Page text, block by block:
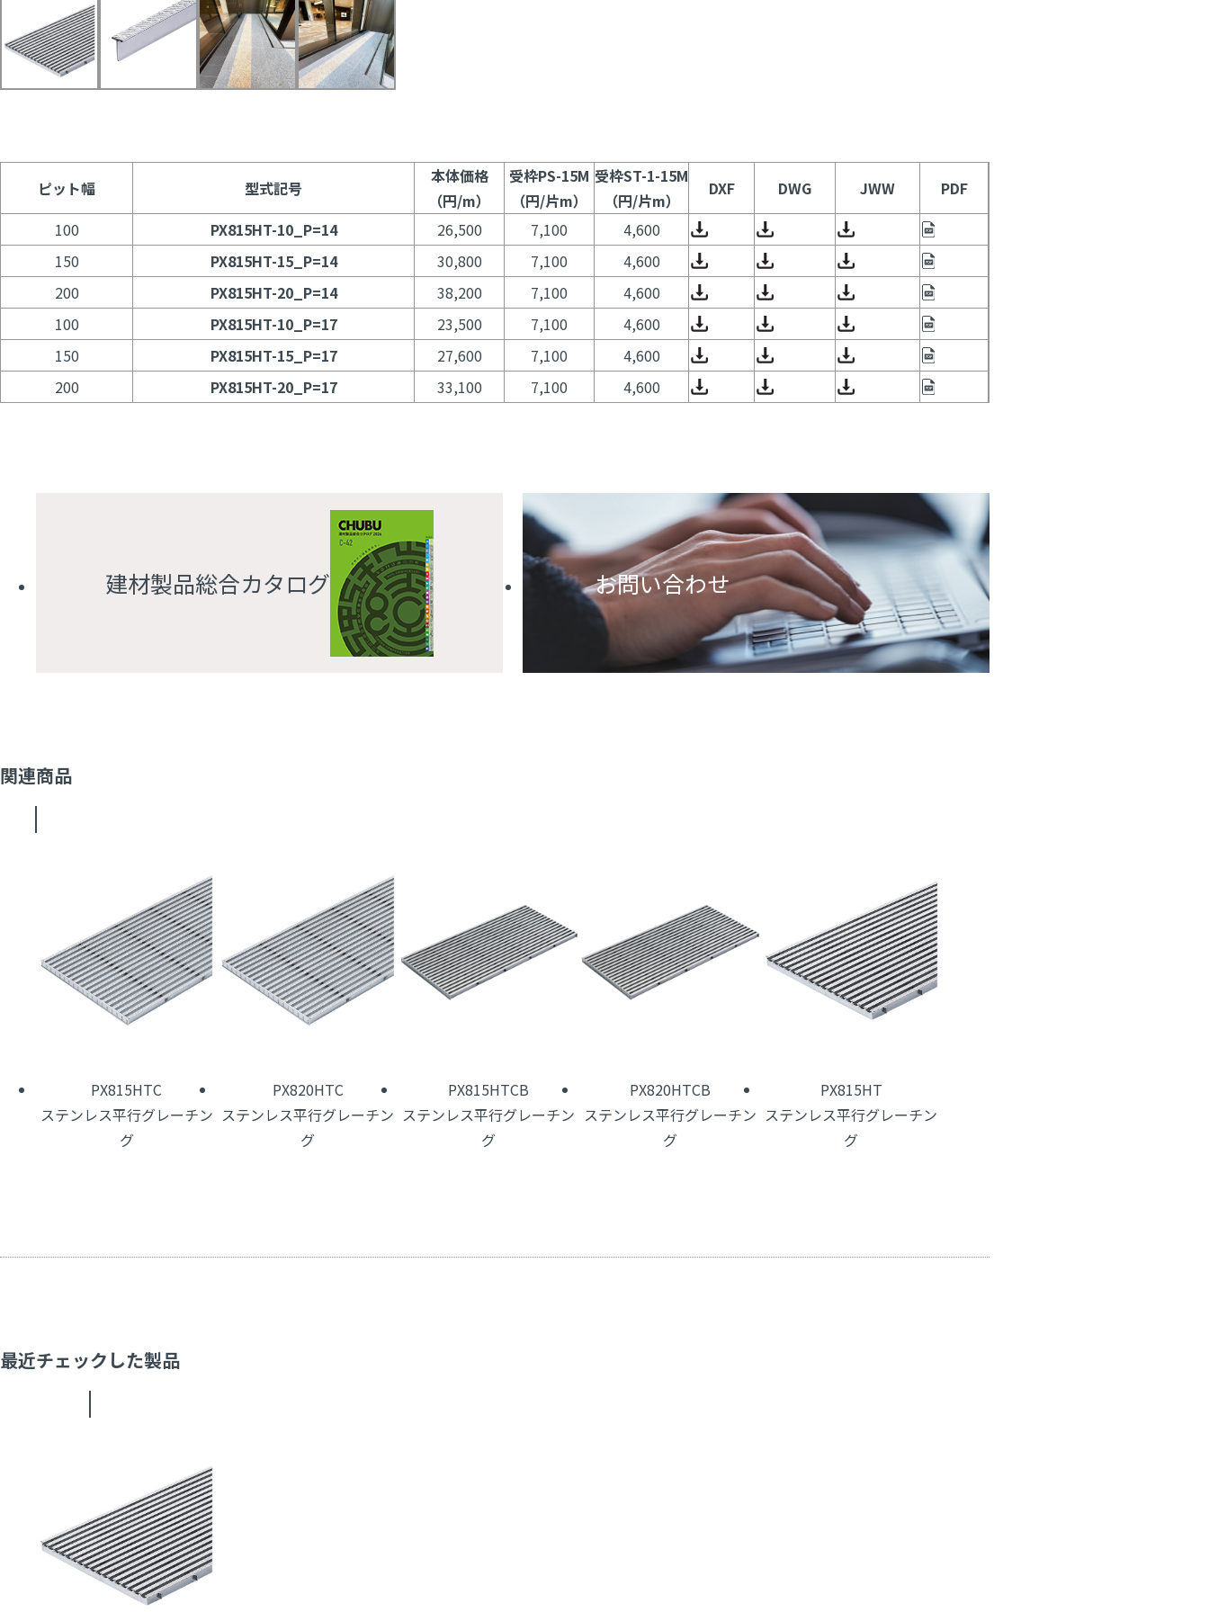
ピット幅 型式記号
本体価格
（円/m）
受枠PS-15M
（円/片m）
受枠ST-1-15M
（円/片m）
DXF DWG JWW
PDF
100
PX815HT-10_P=14 26,500 7,100
4,600
150
PX815HT-15_P=14 30,800 7,100
4,600
200
PX815HT-20_P=14 38,200 7,100
4,600
100
PX815HT-10_P=17 23,500 7,100
4,600
150
PX815HT-15_P=17 27,600 7,100
4,600
200
PX815HT-20_P=17 33,100 7,100 4,600
建材製品総合カタログ お問い合わせ
関連商品
PX815HTC
ステンレス平行グレーチン
グ
PX820HTC
ステンレス平行グレーチン
グ
PX815HTCB
ステンレス平行グレーチン
グ
PX820HTCB
ステンレス平行グレーチン
グ
PX815HT
ステンレス平行グレーチン
グ
最近チェックした製品